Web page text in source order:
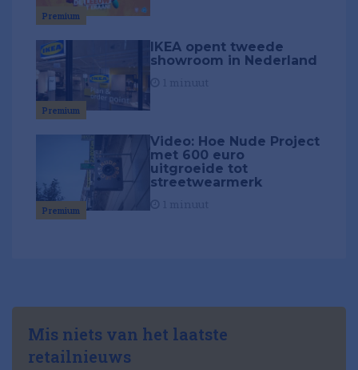
Premium
Premium
IKEA opent tweede
showroom in Nederland
Premium
Video: Hoe Nude Project
met 600 euro
uitgroeide tot
streetwearmerk
Mis niets van het laatste
retailnieuws